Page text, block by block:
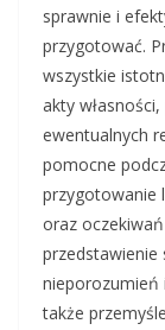
sprawnie i
przygotować.
wszystkie
akty
ewentualnych
pomocne
przygotowanie
oraz
przedstawienie
nieporozumień
także